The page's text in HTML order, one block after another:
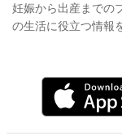
妊娠から出産までの
の生活に役立つ情報